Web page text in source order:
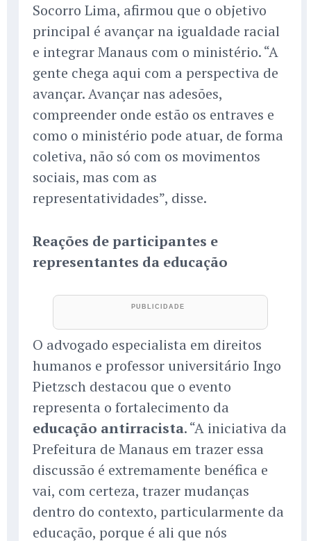
Socorro Lima, afirmou que o objetivo
principal é avançar na igualdade racial
e integrar Manaus com o ministério. “A
gente chega aqui com a perspectiva de
avançar. Avançar nas adesões,
compreender onde estão os entraves e
como o ministério pode atuar, de forma
coletiva, não só com os movimentos
sociais, mas com as
representatividades”, disse.
Reações de participantes e
representantes da educação
O advogado especialista em direitos
humanos e professor universitário Ingo
Pietzsch destacou que o evento
representa o fortalecimento da
educação antirracista. “A iniciativa da
Prefeitura de Manaus em trazer essa
discussão é extremamente benéfica e
vai, com certeza, trazer mudanças
dentro do contexto, particularmente da
educação, porque é ali que nós